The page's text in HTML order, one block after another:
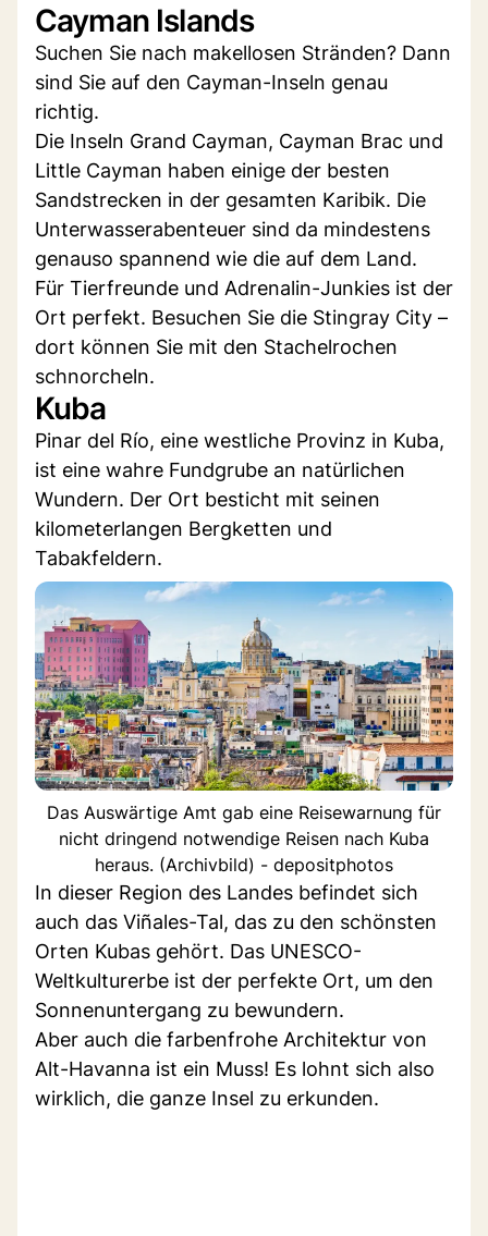
Cayman Islands
Suchen Sie nach makellosen Stränden? Dann
sind Sie auf den Cayman-Inseln genau
richtig.
Die Inseln Grand Cayman, Cayman Brac und
Little Cayman haben einige der besten
Sandstrecken in der gesamten Karibik. Die
Unterwasserabenteuer sind da mindestens
genauso spannend wie die auf dem Land.
Für Tierfreunde und Adrenalin-Junkies ist der
Ort perfekt. Besuchen Sie die Stingray City –
dort können Sie mit den Stachelrochen
schnorcheln.
Kuba
Pinar del Río, eine westliche Provinz in Kuba,
ist eine wahre Fundgrube an natürlichen
Wundern. Der Ort besticht mit seinen
kilometerlangen Bergketten und
Tabakfeldern.
Das Auswärtige Amt gab eine Reisewarnung für
nicht dringend notwendige Reisen nach Kuba
heraus. (Archivbild) - depositphotos
In dieser Region des Landes befindet sich
auch das Viñales-Tal, das zu den schönsten
Orten Kubas gehört. Das UNESCO-
Weltkulturerbe ist der perfekte Ort, um den
Sonnenuntergang zu bewundern.
Aber auch die farbenfrohe Architektur von
Alt-Havanna ist ein Muss! Es lohnt sich also
wirklich, die ganze Insel zu erkunden.